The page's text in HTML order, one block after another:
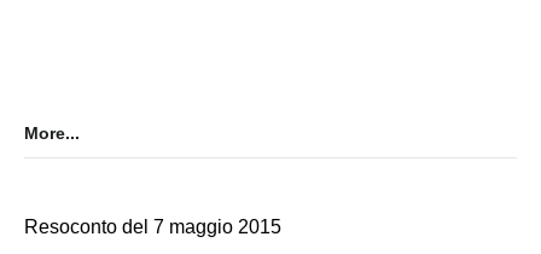
More...
Resoconto del 7 maggio 2015